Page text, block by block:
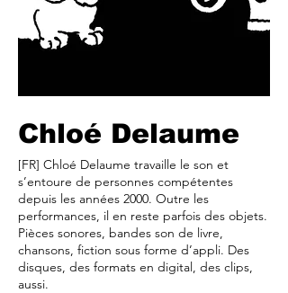
Chloé Delaume
[FR] Chloé Delaume travaille le son et
s’entoure de personnes compétentes
depuis les années 2000. Outre les
performances, il en reste parfois des objets.
Pièces sonores, bandes son de livre,
chansons, fiction sous forme d’appli. Des
disques, des formats en digital, des clips,
aussi.